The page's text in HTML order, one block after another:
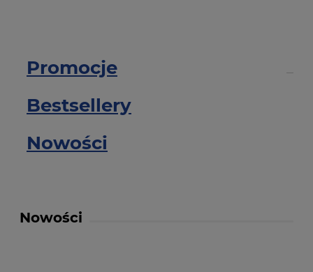
Promocje
Nowości
Bestsellery
Nowości